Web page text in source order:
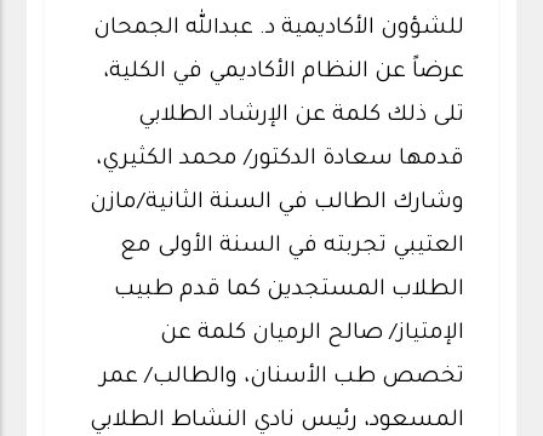
للشؤون الأكاديمية د. عبدالله الجمحان
عرضاً عن النظام الأكاديمي في الكلية،
تلى ذلك كلمة عن الإرشاد الطلابي
قدمها سعادة الدكتور/ محمد الكثيري،
وشارك الطالب في السنة الثانية/مازن
العتيبي تجربته في السنة الأولى مع
الطلاب المستجدين كما قدم طبيب
الإمتياز/ صالح الرميان كلمة عن
تخصص طب الأسنان، والطالب/ عمر
المسعود، رئيس نادي النشاط الطلابي